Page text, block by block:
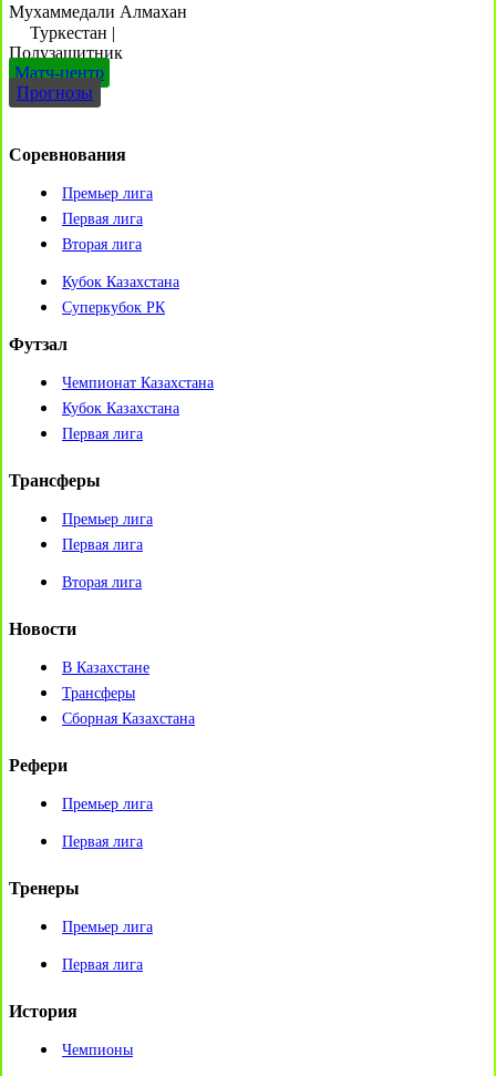
Мухаммедали Алмахан
Туркестан |
Полузащитник
Матч-центр
Прогнозы
Соревнования
Премьер лига
Первая лига
Вторая лига
Кубок Казахстана
Суперкубок РК
Футзал
Чемпионат Казахстана
Кубок Казахстана
Первая лига
Трансферы
Премьер лига
Первая лига
Вторая лига
Новости
В Казахстане
Трансферы
Сборная Казахстана
Рефери
Премьер лига
Первая лига
Тренеры
Премьер лига
Первая лига
История
Чемпионы